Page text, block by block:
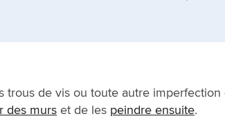
de vis ou toute autre
des murs et de les peindre ensuite.